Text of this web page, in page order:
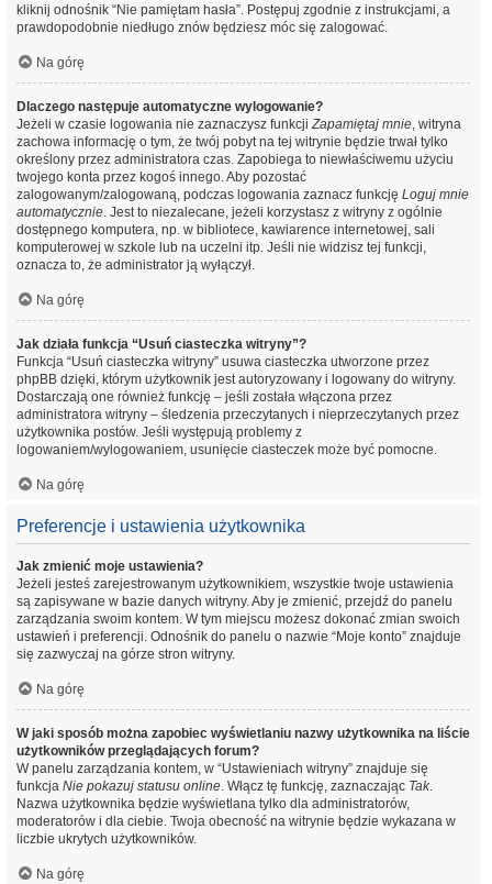
kliknij odnośnik “Nie pamiętam hasła”. Postępuj zgodnie z instrukcjami, a
prawdopodobnie niedługo znów będziesz móc się zalogować.
Na górę
Dlaczego następuje automatyczne wylogowanie?
Jeżeli w czasie logowania nie zaznaczysz funkcjiZapamiętaj mnie, witryna
zachowa informację o tym, że twój pobyt na tej witrynie będzie trwał tylko
określony przez administratora czas. Zapobiega to niewłaściwemu użyciu
twojego konta przez kogoś innego. Aby pozostać
zalogowanym/zalogowaną, podczas logowania zaznacz funkcję Loguj mnie
automatycznie. Jest to niezalecane, jeżeli korzystasz z witryny z ogólnie
dostępnego komputera, np. w bibliotece, kawiarence internetowej, sali
komputerowej w szkole lub na uczelni itp. Jeśli nie widzisz tej funkcji,
oznacza to, że administrator ją wyłączył.
Na górę
Jak działa funkcja “Usuń ciasteczka witryny”?
Funkcja “Usuń ciasteczka witryny” usuwa ciasteczka utworzone przez
phpBB dzięki, którym użytkownik jest autoryzowany i logowany do witryny.
Dostarczają one również funkcję – jeśli została włączona przez
administratora witryny – śledzenia przeczytanych i nieprzeczytanych przez
użytkownika postów. Jeśli występują problemy z
logowaniem/wylogowaniem, usunięcie ciasteczek może być pomocne.
Na górę
Preferencje i ustawienia użytkownika
Jak zmienić moje ustawienia?
Jeżeli jesteś zarejestrowanym użytkownikiem, wszystkie twoje ustawienia
są zapisywane w bazie danych witryny. Aby je zmienić, przejdź do panelu
zarządzania swoim kontem. W tym miejscu możesz dokonać zmian swoich
ustawień i preferencji. Odnośnik do panelu o nazwie “Moje konto” znajduje
się zazwyczaj na górze stron witryny.
Na górę
W jaki sposób można zapobiec wyświetlaniu nazwy użytkownika na liście
użytkowników przeglądających forum?
W panelu zarządzania kontem, w “Ustawieniach witryny” znajduje się
funkcja Nie pokazuj statusu online. Włącz tę funkcję, zaznaczając Tak.
Nazwa użytkownika będzie wyświetlana tylko dla administratorów,
moderatorów i dla ciebie. Twoja obecność na witrynie będzie wykazana w
liczbie ukrytych użytkowników.
Na górę